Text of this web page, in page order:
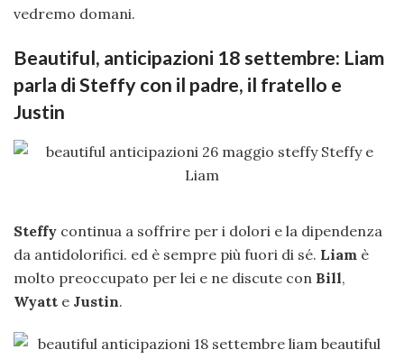
vedremo domani.
Beautiful, anticipazioni 18 settembre: Liam
parla di Steffy con il padre, il fratello e
Justin
Steffy continua a soffrire per i dolori e la dipendenza
da antidolorifici. ed è sempre più fuori di sé. Liam è
molto preoccupato per lei e ne discute con Bill,
Wyatt e Justin.